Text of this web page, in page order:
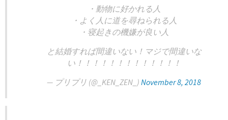
・動物に好かれる人
・よく人に道を尋ねられる人
・寝起きの機嫌が良い人
と結婚すれば間違いない！マジで間違いな
い！！！！！！！！！！！！！
— プリプリ (@_KEN_ZEN_) November 8, 2018